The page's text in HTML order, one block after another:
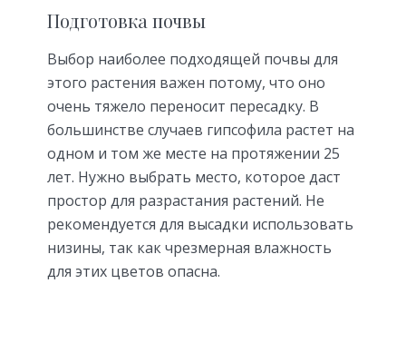
Подготовка почвы
Выбор наиболее подходящей почвы для
этого растения важен потому, что оно
очень тяжело переносит пересадку. В
большинстве случаев гипсофила растет на
одном и том же месте на протяжении 25
лет. Нужно выбрать место, которое даст
простор для разрастания растений. Не
рекомендуется для высадки использовать
низины, так как чрезмерная влажность
для этих цветов опасна.